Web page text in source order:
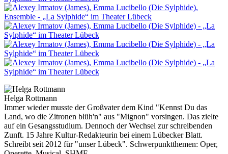
Helga Rottmann
Immer wieder musste der Großvater dem Kind "Kennst Du das
Land, wo die Zitronen blüh'n" aus "Mignon" vorsingen. Das zielte
auf ein Gesangsstudium. Dennoch der Wechsel zur schreibenden
Zunft. 15 Jahre Kultur-Redakteurin bei einem Lübecker Blatt.
Schreibt seit 2012 für "unser Lübeck". Schwerpunktthemen: Oper,